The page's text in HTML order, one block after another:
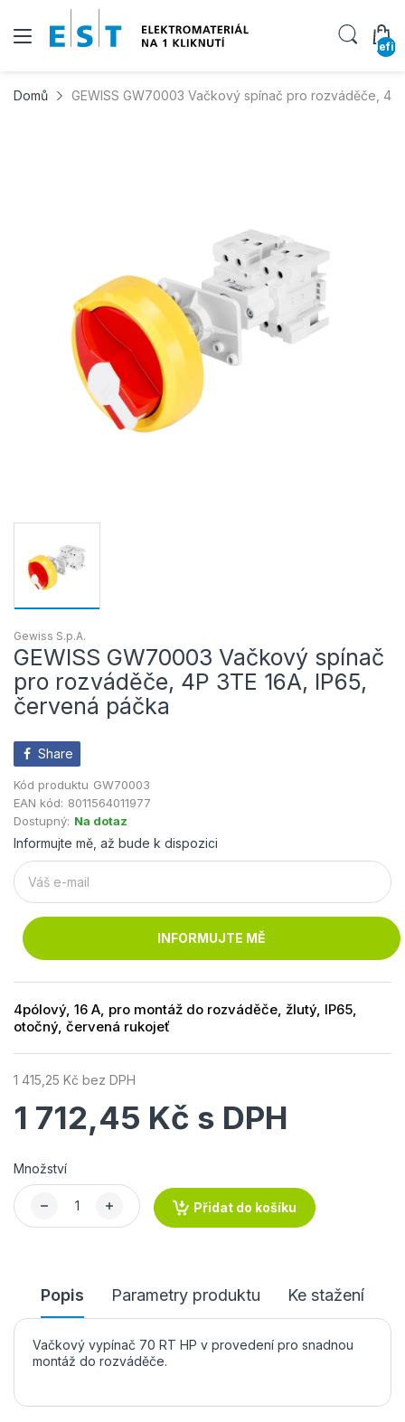
Domů GEWISS GW70003 Vačkový spínač pro rozváděče, 4P
Gewiss S.p.A.
GEWISS GW70003 Vačkový spínač
pro rozváděče, 4P 3TE 16A, IP65,
červená páčka
Share
Kód produktu GW70003
EAN kód: 8011564011977
Dostupný: Na dotaz
Informujte mě, až bude k dispozici
INFORMUJTE MĚ
4pólový, 16 A, pro montáž do rozváděče, žlutý, IP65,
otočný, červená rukojeť
1 415,25 Kč bez DPH
1 712,45 Kč s DPH
Množství
Přidat do košíku
Popis Parametry produktu Ke stažení
Vačkový vypínač 70 RT HP v provedení pro snadnou
montáž do rozváděče.